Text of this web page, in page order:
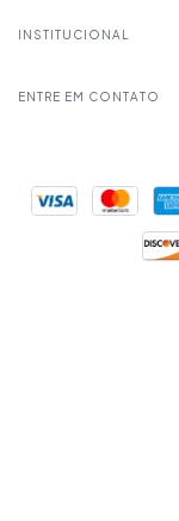
INSTITUCIONAL
ENTRE EM CONTATO